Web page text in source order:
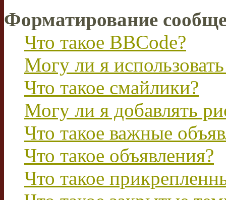
Форматирование
Что такое BBCode?
Могу ли я
Что такое смайлики?
Могу ли я добавлять
Что такое важные
Что такое объявления?
Что такое